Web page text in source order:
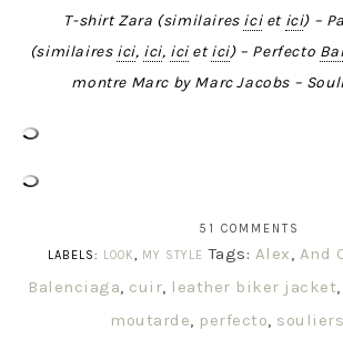
T-shirt Zara (similaires iciet ici) –
(similaires ici, ici, icietici) – Perfecto
montre Marc by Marc Jacobs –
51 COMMENTS
LABELS: LOOK, MY STYLE Tags: Alex, And
Balenciaga, cuir, leather biker jacket,
moutarde, perfecto, souliers